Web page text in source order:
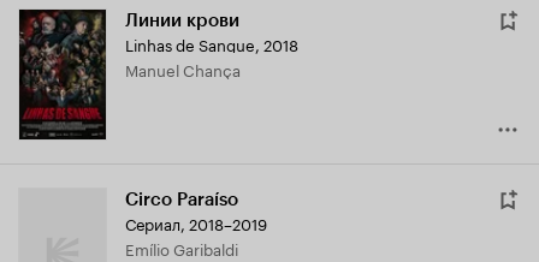
Линии крови
Linhas de Sangue, 2018
Manuel Chança
Circo Paraíso
Сериал, 2018–2019
Emílio Garibaldi